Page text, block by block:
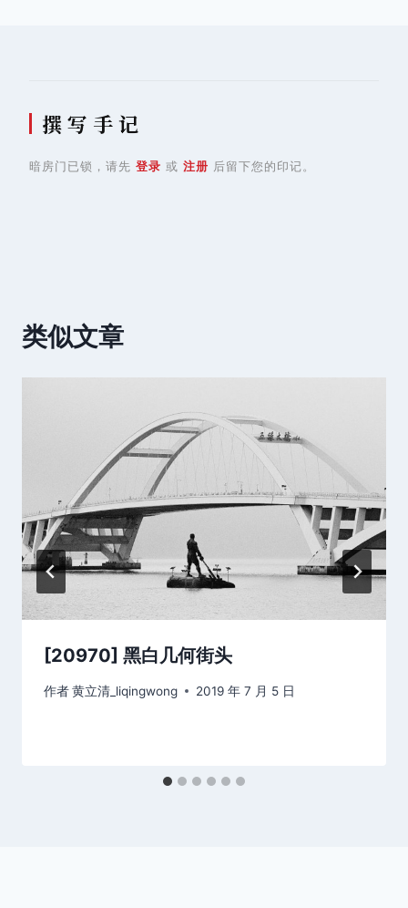
撰 写 手 记
暗房门已锁，请先 登录 或 注册 后留下您的印记。
类似文章
[20970] 黑白几何街头
作者黄立清_liqingwong 2019 年 7 月 5 日